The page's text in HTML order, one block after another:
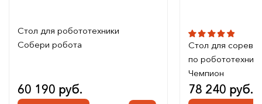
Стол для робототехники
Собери робота
60 190 руб.
Стол для
по
Чемпион
78 240 руб.